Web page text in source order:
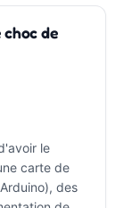
de
le
carte de
des